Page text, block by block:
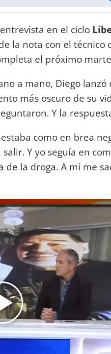
en el ciclo
la nota con el técnico
el próximo
a mano, Diego
más oscuro de su
Y la
como en brea
Y yo seguía en
la droga. A mí me